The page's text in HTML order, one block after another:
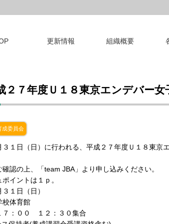
更新情報 組織概要
２７年度Ｕ１８東京エンデバー
成委員会
１日（日）に行われる、平成２７年度Ｕ１８東京
認の上、「team JBA」より申し込みください。
イントは１ｐ。
日（日）
体育館
００ １２：３０集合